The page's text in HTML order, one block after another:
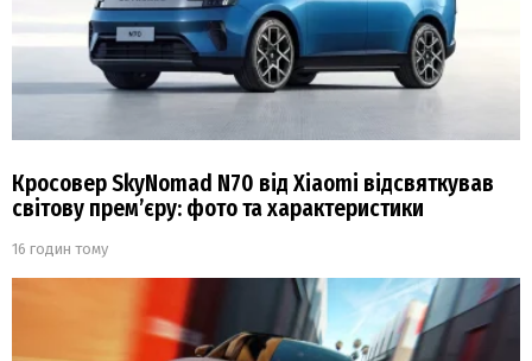
Кросовер SkyNomad N70 від Xiaomi відсвяткував
світову прем’єру: фото та характеристики
16 годин тому